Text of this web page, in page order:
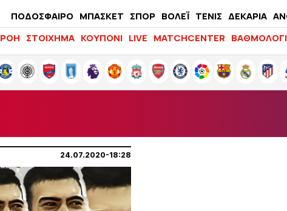
ΠΟΔΟΣΦΑΙΡΟ ΜΠΑΣΚΕΤ ΣΠΟΡ ΒΟΛΕΪ ΤΕΝΙΣ ΔΕΚΑΡΙΑ
LIFEWITNESS
ΡΟΗ ΣΤΟΙΧΗΜΑ ΚΟΥΠΟΝΙ LIVE MATCHCENTER
24.07.2020-18:28